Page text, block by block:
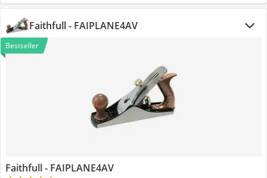
Faithfull - FAIPLANE4AV
Bestseller
Faithfull - FAIPLANE4AV